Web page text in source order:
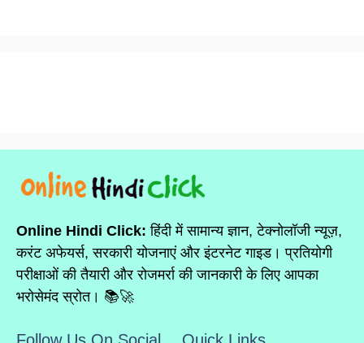
Online Hindi Click: हिंदी में सामान्य ज्ञान, टेक्नोलॉजी न्यूज़,
करंट अफेयर्स, सरकारी योजनाएं और इंटरनेट गाइड। प्रतियोगी
परीक्षाओं की तैयारी और रोजमर्रा की जानकारी के लिए आपका
भरोसेमंद स्रोत। 📚🚀